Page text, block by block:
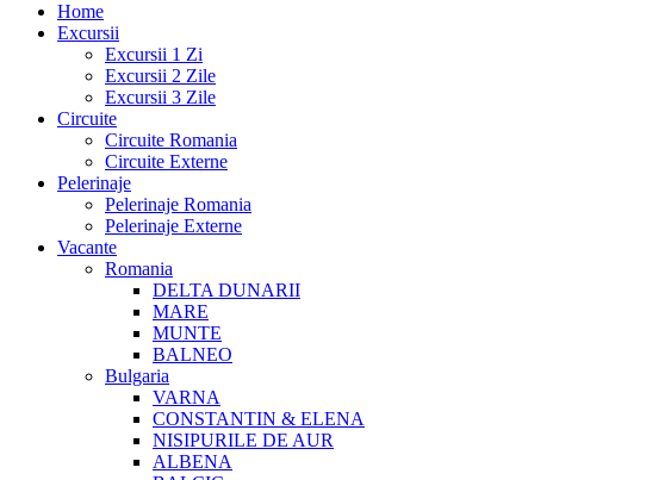
Home
Excursii
Excursii 1 Zi
Excursii 2 Zile
Excursii 3 Zile
Circuite
Circuite Romania
Circuite Externe
Pelerinaje
Pelerinaje Romania
Pelerinaje Externe
Vacante
Romania
DELTA DUNARII
MARE
MUNTE
BALNEO
Bulgaria
VARNA
CONSTANTIN & ELENA
NISIPURILE DE AUR
ALBENA